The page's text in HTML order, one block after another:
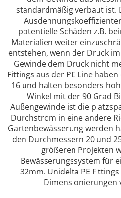
standardmäßig verbaut ist.
potentielle Schäden z.B.
Materialien weiter
entstehen, wenn der Druck
Gewinde dem Druck nicht
Fittings aus der PE Line
16 und halten besonders
Winkel mit der 90 Grad
Außengewinde ist die
Durchstrom in eine andere
Gartenbewässerung werden
den Durchmessern 20 und
größeren Projekten
Bewässerungssystem für
32mm. Unidelta PE
Dimensionierungen